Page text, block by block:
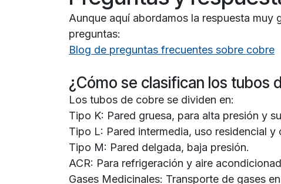
Aunque aquí abordamos la respuesta
preguntas:
Blog de preguntas frecuentes sobre cobre
¿Cómo se clasifican los tubos
Los tubos de cobre se dividen en:
Tipo K: Pared gruesa, para alta presión y
Tipo L: Pared intermedia, uso residencial y
Tipo M: Pared delgada, baja presión.
ACR: Para refrigeración y aire
Gases Medicinales: Transporte de gases